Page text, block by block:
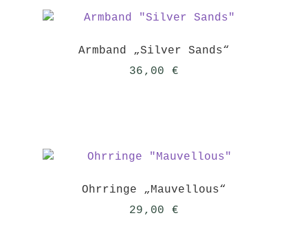
Armband „Silver Sands“
36,00 €
Ohrringe „Mauvellous“
29,00 €